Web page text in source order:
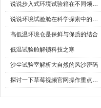
说说步入式环境试验箱在不同领域的应用
说说环境试验舱在科学探索中的作用
高低温环境仓是保鲜与保质的结合
低温试验舱解锁科技之寒
沙尘试验室解析大自然的风沙密码
探讨一下草莓视频官网操作重点是什么